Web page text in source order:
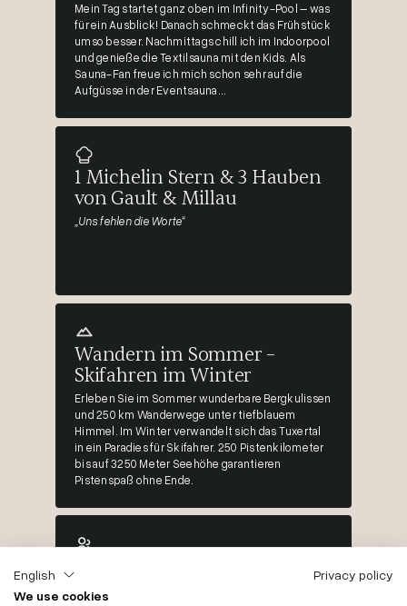
Mein Tag startet ganz oben im Infinity-Pool – was
für ein Ausblick! Danach schmeckt das Frühstück
umso besser. Nachmittags chill ich im Indoorpool
und genieße die Textilsauna mit den Kids. Als
Sauna-Fan freue ich mich schon sehr auf die
Aufgüsse in der Eventsauna...
1 Michelin Stern & 3 Hauben
von Gault & Millau
„Uns fehlen die Worte“
Wandern im Sommer –
Skifahren im Winter
Erleben Sie im Sommer wunderbare Bergkulissen
und 250 km Wanderwege unter tiefblauem
Himmel. Im Winter verwandelt sich das Tuxertal
in ein Paradies für Skifahrer. 250 Pistenkilometer
bis auf 3250 Meter Seehöhe garantieren
Pistenspaß ohne Ende.
Bei uns wird Familienfreude GROSS geschrieben.
English
Privacy policy
We use cookies